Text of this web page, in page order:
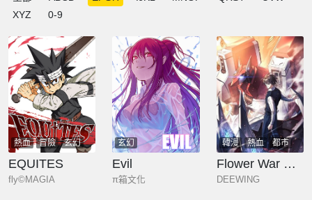
XYZ
0-9
熱血 冒險 玄幻
EQUITES
fly©MAGIA
玄幻
Evil
π箱文化
韓漫 熱血
都市
奇幻
少年 玄幻
Flower War 第三季
DEEWING